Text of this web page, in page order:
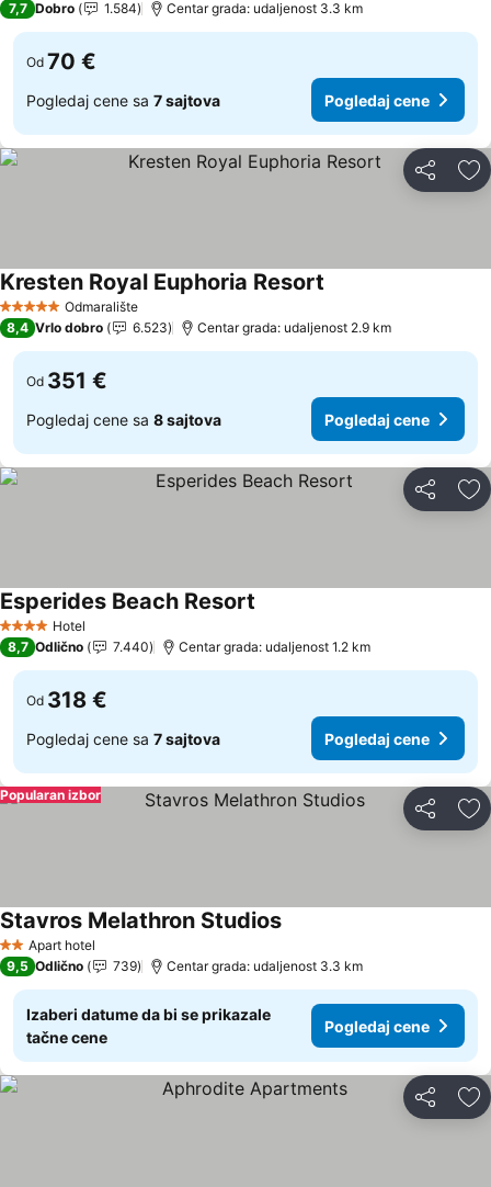
7,7 Dobro 1.584 Centar grada: udaljenost 3.3 km
Od 70 €
Pogledaj cene sa 7 sajtova Pogledaj cene
Deli
5 ZvezdiceOdmaralište
Kresten Royal Euphoria Resort
8,4 Vrlo dobro 6.523 Centar grada: udaljenost 2.9 km
Od 351 €
Pogledaj cene sa 8 sajtova Pogledaj cene
Deli
4 ZvezdiceHotel
Esperides Beach Resort
8,7 Odlično 7.440 Centar grada: udaljenost 1.2 km
Od 318 €
Pogledaj cene sa 7 sajtova Pogledaj cene
Deli
Popularan izbor
2 Zvezdice
Apart hotel
Stavros Melathron StudiosPogledaj cene
9,5 Odlično 739 Centar grada: udaljenost 3.3 km
Izaberi datume da bi se prikazale
tačne cene
Pogledaj cene
Deli